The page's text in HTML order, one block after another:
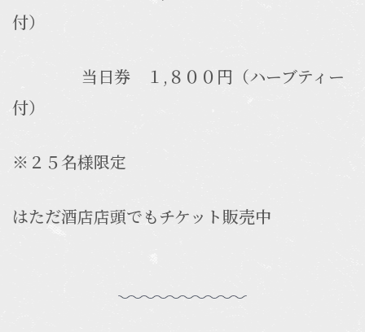
付）
当日券 １,８００円（ハーブティー
付）
※２５名様限定
はただ酒店店頭でもチケット販売中